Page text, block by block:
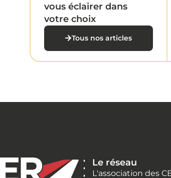
vous éclairer dans
votre choix
Tous nos articles
Le réseau
L'association des